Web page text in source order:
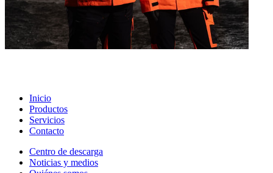
Inicio
Productos
Servicios
Contacto
Centro de descarga
Noticias y medios